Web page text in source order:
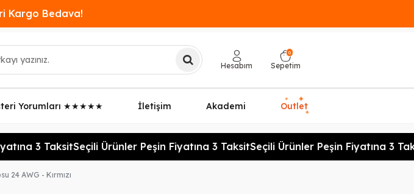
Kargo Bedava!
Hesabım
0
Sepetim
Yorumları ★★★★★ İletişim Akademi Outlet
✦ ✦
✦
3 TaksitSeçili Ürünler Peşin Fiyatına 3 TaksitSeçili Ürünler Peşin Fiyatına 3
24 AWG - Kırmızı